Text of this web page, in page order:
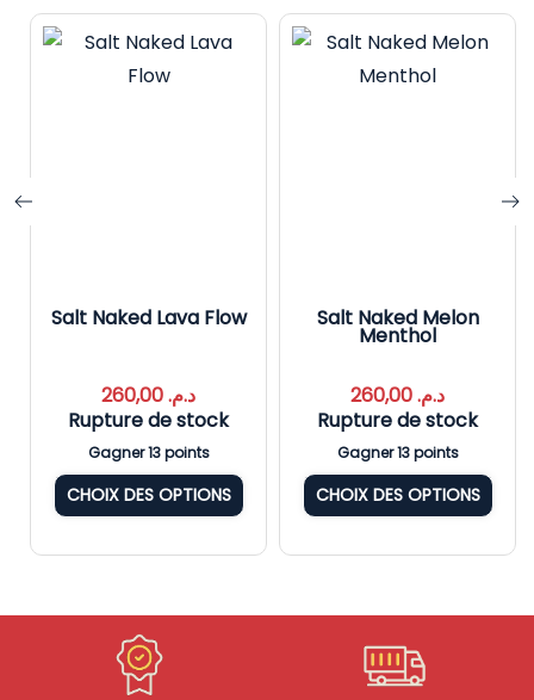
Salt Naked Lava Flow
د.م.
Rupture de stock
Gagner 13 points
CHOIX DES OPTIONS
Salt Naked Melon
Menthol
د.م.
Rupture de stock
Gagner 13 points
CHOIX DES OPTIONS